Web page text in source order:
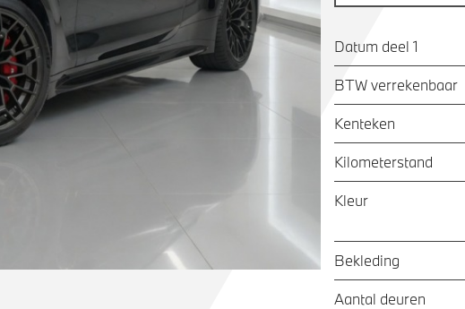
Datum deel 1
BTW verrekenbaar
Kenteken
Kilometerstand
Kleur
Bekleding
Aantal deuren